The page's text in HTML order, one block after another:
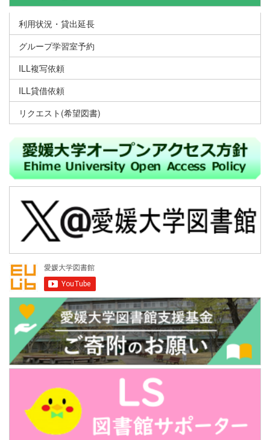
利用状況・貸出延長
グループ学習室予約
ILL複写依頼
ILL貸借依頼
リクエスト(希望図書)